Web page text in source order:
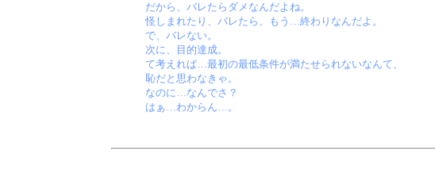
だから、バレたらダメなんだよね。
怪しまれたり、バレたら、もう…終わりなんだよ。
で、バレない。
次に、目的達成。
て考えれば…最初の最低条件が満たせられないなんて、
恥だと思わなきゃ。
なのに…なんでさ？
はぁ…わからん…。